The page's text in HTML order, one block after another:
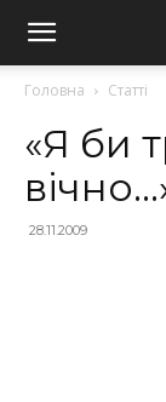
Головна Статті
«Я би
28.11.2009